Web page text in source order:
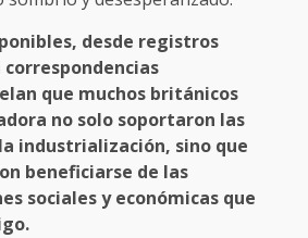
desde registros
que muchos británicos
no solo soportaron las
industrialización, sino que
beneficiarse de las
sociales y económicas que